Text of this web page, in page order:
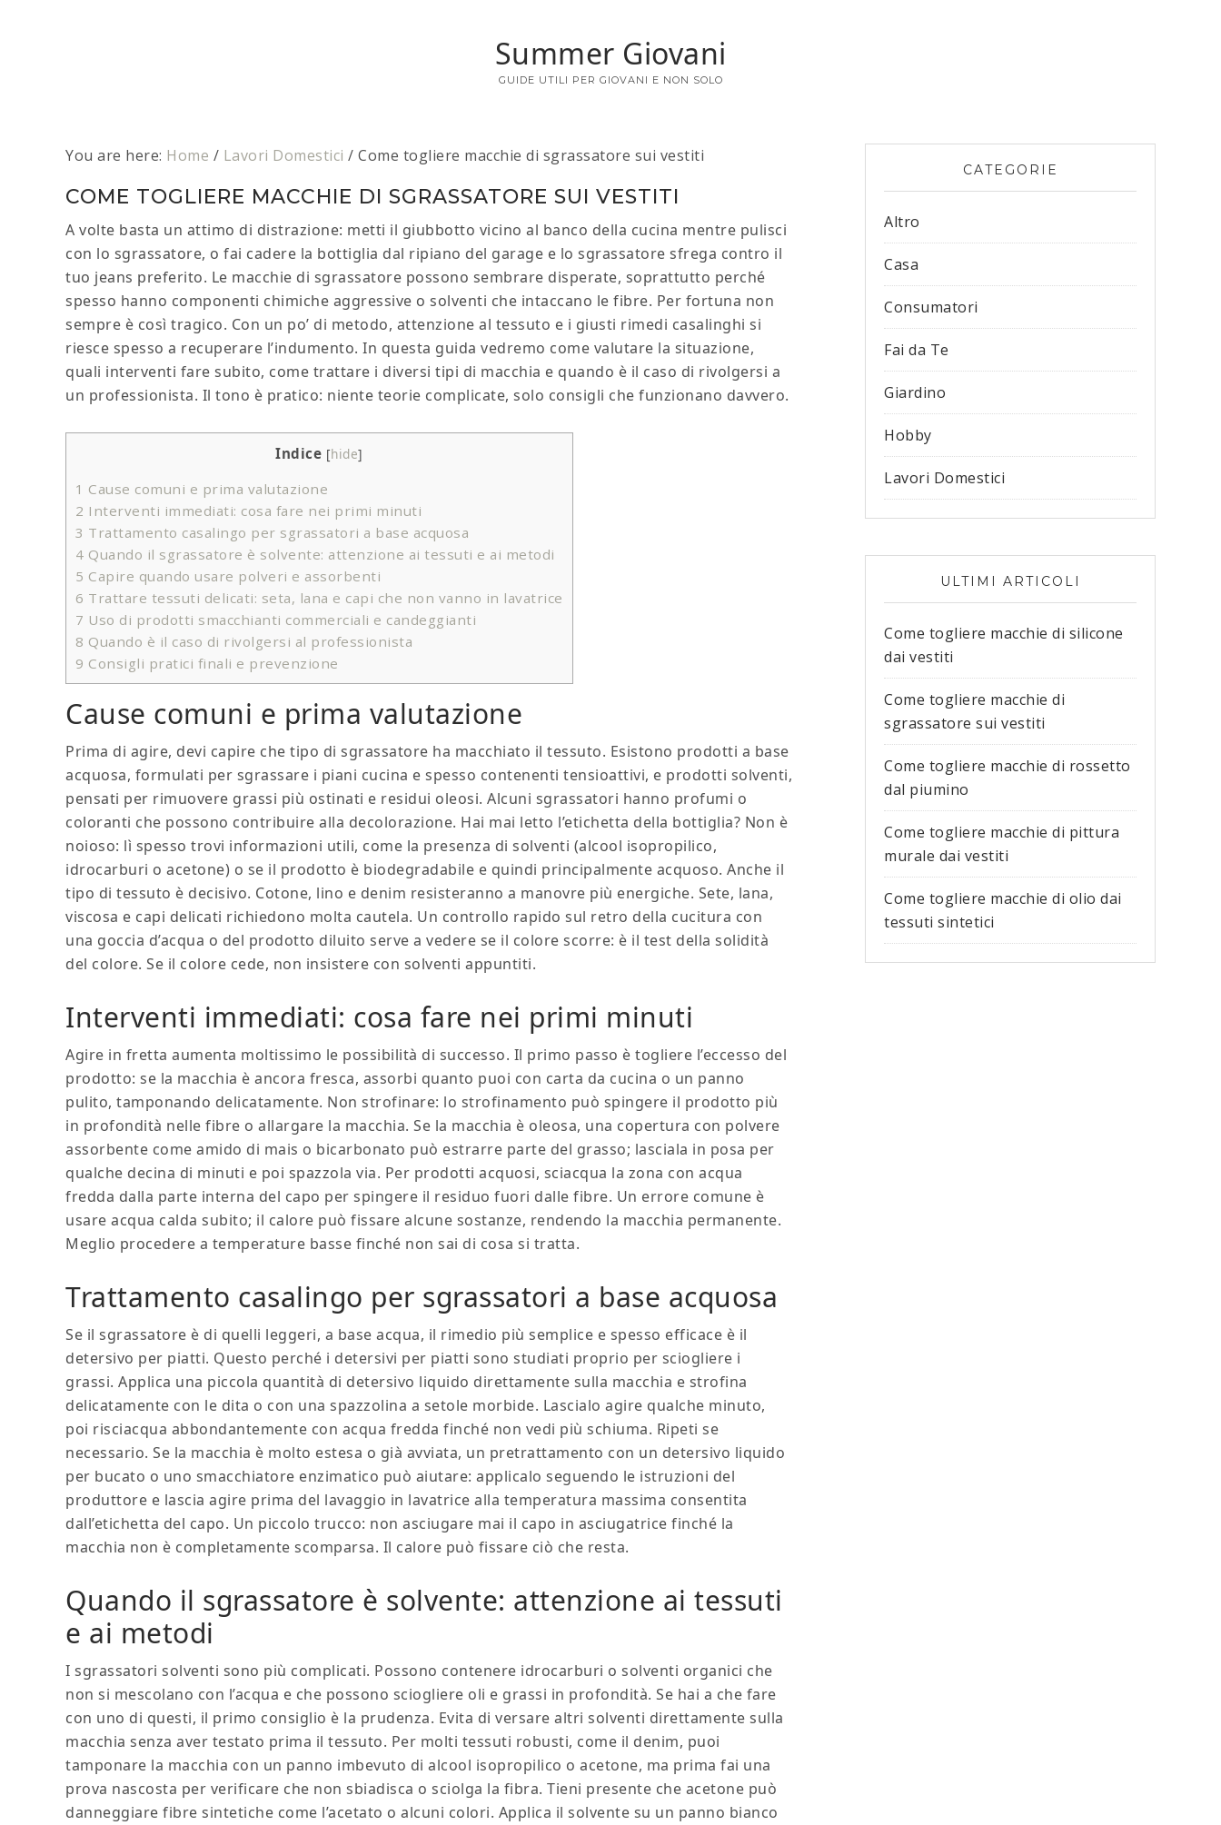
Summer Giovani
GUIDE UTILI PER GIOVANI E NON SOLO
You are here: Home / Lavori Domestici / Come togliere macchie di sgrassatore sui vestiti​
COME TOGLIERE MACCHIE DI SGRASSATORE SUI VESTITI​
A volte basta un attimo di distrazione: metti il giubbotto vicino al banco della cucina mentre pulisci
con lo sgrassatore, o fai cadere la bottiglia dal ripiano del garage e lo sgrassatore sfrega contro il
tuo jeans preferito. Le macchie di sgrassatore possono sembrare disperate, soprattutto perché
spesso hanno componenti chimiche aggressive o solventi che intaccano le fibre. Per fortuna non
sempre è così tragico. Con un po’ di metodo, attenzione al tessuto e i giusti rimedi casalinghi si
riesce spesso a recuperare l’indumento. In questa guida vedremo come valutare la situazione,
quali interventi fare subito, come trattare i diversi tipi di macchia e quando è il caso di rivolgersi a
un professionista. Il tono è pratico: niente teorie complicate, solo consigli che funzionano davvero.
Indice [hide]
1 Cause comuni e prima valutazione
2 Interventi immediati: cosa fare nei primi minuti
3 Trattamento casalingo per sgrassatori a base acquosa
4 Quando il sgrassatore è solvente: attenzione ai tessuti e ai metodi
5 Capire quando usare polveri e assorbenti
6 Trattare tessuti delicati: seta, lana e capi che non vanno in lavatrice
7 Uso di prodotti smacchianti commerciali e candeggianti
8 Quando è il caso di rivolgersi al professionista
9 Consigli pratici finali e prevenzione
Cause comuni e prima valutazione
Prima di agire, devi capire che tipo di sgrassatore ha macchiato il tessuto. Esistono prodotti a base
acquosa, formulati per sgrassare i piani cucina e spesso contenenti tensioattivi, e prodotti solventi,
pensati per rimuovere grassi più ostinati e residui oleosi. Alcuni sgrassatori hanno profumi o
coloranti che possono contribuire alla decolorazione. Hai mai letto l’etichetta della bottiglia? Non è
noioso: lì spesso trovi informazioni utili, come la presenza di solventi (alcool isopropilico,
idrocarburi o acetone) o se il prodotto è biodegradabile e quindi principalmente acquoso. Anche il
tipo di tessuto è decisivo. Cotone, lino e denim resisteranno a manovre più energiche. Sete, lana,
viscosa e capi delicati richiedono molta cautela. Un controllo rapido sul retro della cucitura con
una goccia d’acqua o del prodotto diluito serve a vedere se il colore scorre: è il test della solidità
del colore. Se il colore cede, non insistere con solventi appuntiti.
Interventi immediati: cosa fare nei primi minuti
Agire in fretta aumenta moltissimo le possibilità di successo. Il primo passo è togliere l’eccesso del
prodotto: se la macchia è ancora fresca, assorbi quanto puoi con carta da cucina o un panno
pulito, tamponando delicatamente. Non strofinare: lo strofinamento può spingere il prodotto più
in profondità nelle fibre o allargare la macchia. Se la macchia è oleosa, una copertura con polvere
assorbente come amido di mais o bicarbonato può estrarre parte del grasso; lasciala in posa per
qualche decina di minuti e poi spazzola via. Per prodotti acquosi, sciacqua la zona con acqua
fredda dalla parte interna del capo per spingere il residuo fuori dalle fibre. Un errore comune è
usare acqua calda subito; il calore può fissare alcune sostanze, rendendo la macchia permanente.
Meglio procedere a temperature basse finché non sai di cosa si tratta.
Trattamento casalingo per sgrassatori a base acquosa
Se il sgrassatore è di quelli leggeri, a base acqua, il rimedio più semplice e spesso efficace è il
detersivo per piatti. Questo perché i detersivi per piatti sono studiati proprio per sciogliere i
grassi. Applica una piccola quantità di detersivo liquido direttamente sulla macchia e strofina
delicatamente con le dita o con una spazzolina a setole morbide. Lascialo agire qualche minuto,
poi risciacqua abbondantemente con acqua fredda finché non vedi più schiuma. Ripeti se
necessario. Se la macchia è molto estesa o già avviata, un pretrattamento con un detersivo liquido
per bucato o uno smacchiatore enzimatico può aiutare: applicalo seguendo le istruzioni del
produttore e lascia agire prima del lavaggio in lavatrice alla temperatura massima consentita
dall’etichetta del capo. Un piccolo trucco: non asciugare mai il capo in asciugatrice finché la
macchia non è completamente scomparsa. Il calore può fissare ciò che resta.
Quando il sgrassatore è solvente: attenzione ai tessuti
e ai metodi
I sgrassatori solventi sono più complicati. Possono contenere idrocarburi o solventi organici che
non si mescolano con l’acqua e che possono sciogliere oli e grassi in profondità. Se hai a che fare
con uno di questi, il primo consiglio è la prudenza. Evita di versare altri solventi direttamente sulla
macchia senza aver testato prima il tessuto. Per molti tessuti robusti, come il denim, puoi
tamponare la macchia con un panno imbevuto di alcool isopropilico o acetone, ma prima fai una
prova nascosta per verificare che non sbiadisca o sciolga la fibra. Tieni presente che acetone può
danneggiare fibre sintetiche come l’acetato o alcuni colori. Applica il solvente su un panno bianco
CATEGORIE
Altro
Casa
Consumatori
Fai da Te
Giardino
Hobby
Lavori Domestici
ULTIMI ARTICOLI
Come togliere macchie di silicone
dai vestiti​
Come togliere macchie di
sgrassatore sui vestiti​
Come togliere macchie di rossetto
dal piumino​
Come togliere macchie di pittura
murale dai vestiti​
Come togliere macchie di olio dai
tessuti sintetici​